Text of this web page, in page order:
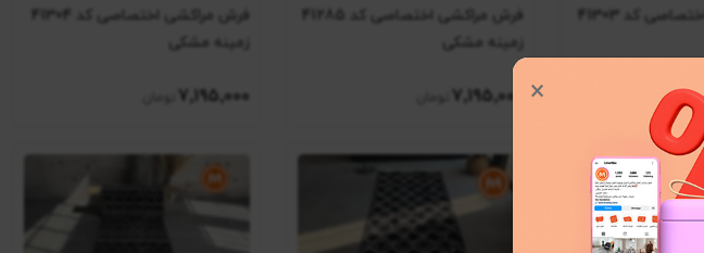
فرش مراکشی اختصاصی کد 41303
فرش مراکشی اختصاصی کد 41285
زمینه مشکی
7٬195٬000
فرش مراکشی اختصاصی کد 41304
زمینه مشکی
7٬195٬000 ×